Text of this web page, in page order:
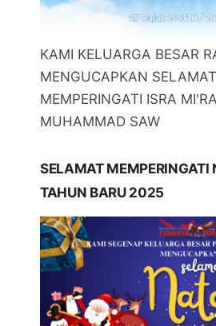
KAMI KELUARGA BESAR
MENGUCAPKAN SELAMAT
MEMPERINGATI ISRA
MUHAMMAD SAW
SELAMAT MEMPERINGATI
TAHUN BARU 2025